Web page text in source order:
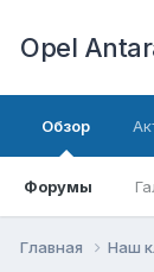
Opel
Обзор
Форумы
Главная Наш